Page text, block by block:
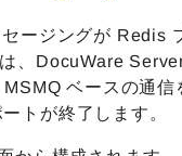
ージングが Redis
、DocuWare
ベースの通信
トが終了します。